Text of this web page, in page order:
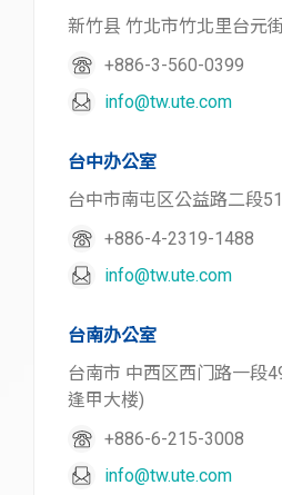
新竹县 竹北市竹北里台元
+886-3-560-0399
info@tw.ute.com
台中办公室
台中市南屯区公益路二段
+886-4-2319-1488
info@tw.ute.com
台南办公室
台南市 中西区西门路一段
逢甲大楼)
+886-6-215-3008
info@tw.ute.com